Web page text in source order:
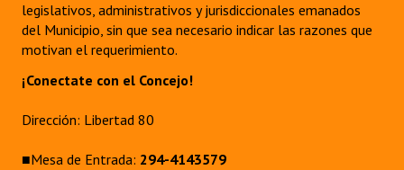
legislativos, administrativos y jurisdiccionales emanados
del Municipio, sin que sea necesario indicar las razones que
motivan el requerimiento.
¡Conectate con el Concejo!
Dirección: Libertad 80
■Mesa de Entrada: 294-4143579